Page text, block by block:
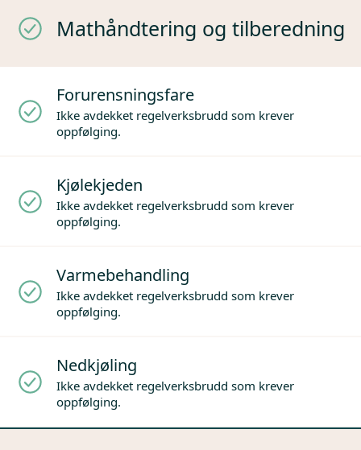
Mathåndtering og tilberedning
Forurensningsfare
Ikke avdekket regelverksbrudd som krever
oppfølging.
Kjølekjeden
Ikke avdekket regelverksbrudd som krever
oppfølging.
Varmebehandling
Ikke avdekket regelverksbrudd som krever
oppfølging.
Nedkjøling
Ikke avdekket regelverksbrudd som krever
oppfølging.